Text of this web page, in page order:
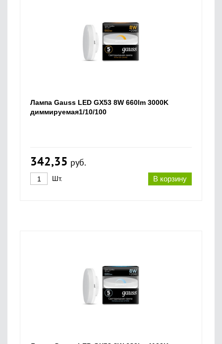
Лампа Gauss LED GX53 8W 660lm 3000K
диммируемая1/10/100
342,35 руб.
В корзину
Шт.